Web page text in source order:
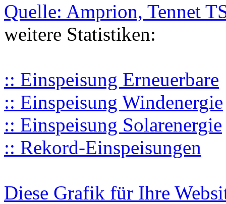
Quelle: Amprion, Tennet
weitere Statistiken:
:: Einspeisung Erneuerbare
:: Einspeisung Windenergie
:: Einspeisung Solarenergie
:: Rekord-Einspeisungen
Diese Grafik für Ihre